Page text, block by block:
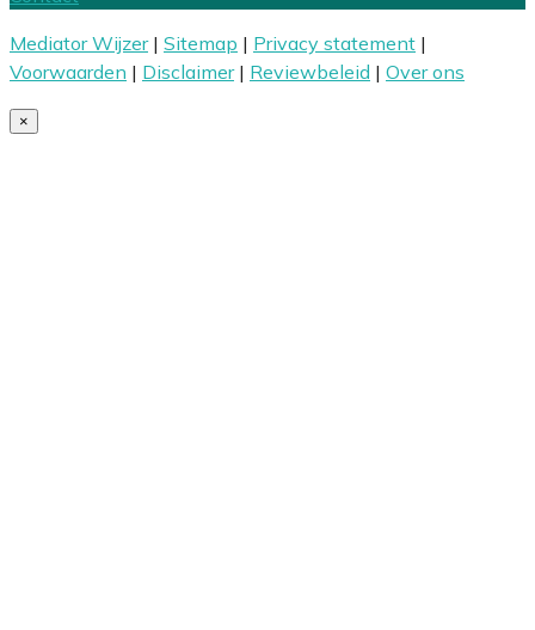
Mediator Wijzer| Sitemap | Privacy statement |
Voorwaarden | Disclaimer| Reviewbeleid | Over ons
×